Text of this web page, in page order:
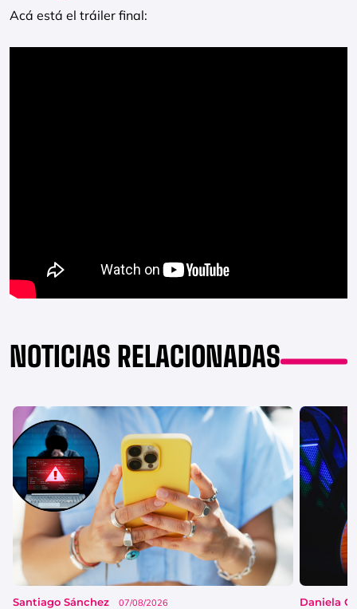
Acá está el tráiler final:
NOTICIAS RELACIONADAS
Santiago Sánchez 07/08/2026 Daniela